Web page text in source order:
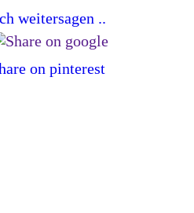
weitersagen ..